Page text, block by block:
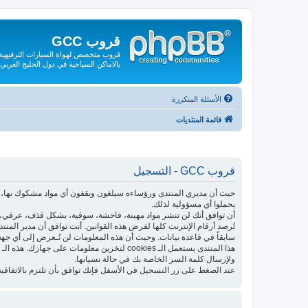
قروب GCC
قروب متخصص لهواة السيارات الترفيهية
بالاماكن السياحية في دول الخليج العربي
الأسئلة المتكررة
قائمة المنتديات
قروب GCC - التسجيل
حيث أن مديري المنتدى ورؤساءه سيلغون ويقفون أي مواد مشكوك
يحملوا أي مسؤولية لذلك.
أن توافق أنك لن تنشر مواد مهينة، فاحشة، سوقية، بشكل قذف،
تُرصد أرقام الإنترنت كلها لفرض هذه القوانين. أنت توافق أن مدير
سابقاً في قاعدة بيانات. وحيث أن هذه المعلومات لن تُـعرض إلى أي
ولإرسال كلمة السر الخاصة بك في حالة نسيانها.
عند الضغط على زر التسجيل في الأسفل فإنك توافق بأن تلتزم